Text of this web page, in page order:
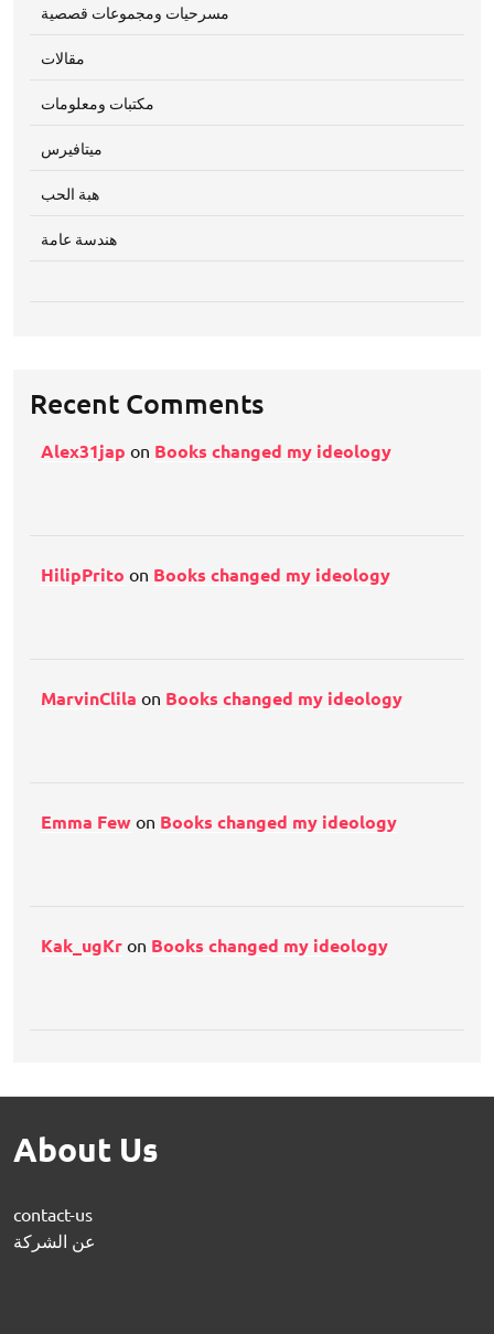
مسرحيات ومجموعات قصصية
مقالات
مكتبات ومعلومات
ميتافيرس
هبة الحب
هندسة عامة
Recent Comments
Alex31jap on Books changed my ideology
HilipPrito on Books changed my ideology
MarvinClila on Books changed my ideology
Emma Few on Books changed my ideology
Kak_ugKr on Books changed my ideology
About Us
contact-us
عن الشركة